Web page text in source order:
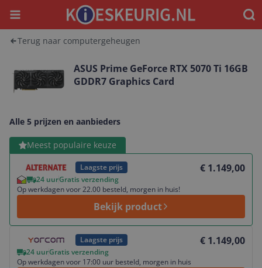
Menu
Terug naar computergeheugen
ASUS Prime GeForce RTX 5070 Ti 16GB
GDDR7 Graphics Card
Alle 5 prijzen en aanbieders
Meest populaire keuze
Laagste prijs € 1.149,00
24 uurGratis verzending
Op werkdagen voor 22.00 besteld, morgen in huis!
Bekijk product
Bekijk product
Laagste prijs € 1.149,00
24 uurGratis verzending
Op werkdagen voor 17:00 uur besteld, morgen in huis